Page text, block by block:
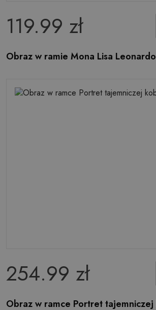
119.99 zł
Obraz w ramie Mona Lisa
254.99 zł
Obraz w ramce Portret